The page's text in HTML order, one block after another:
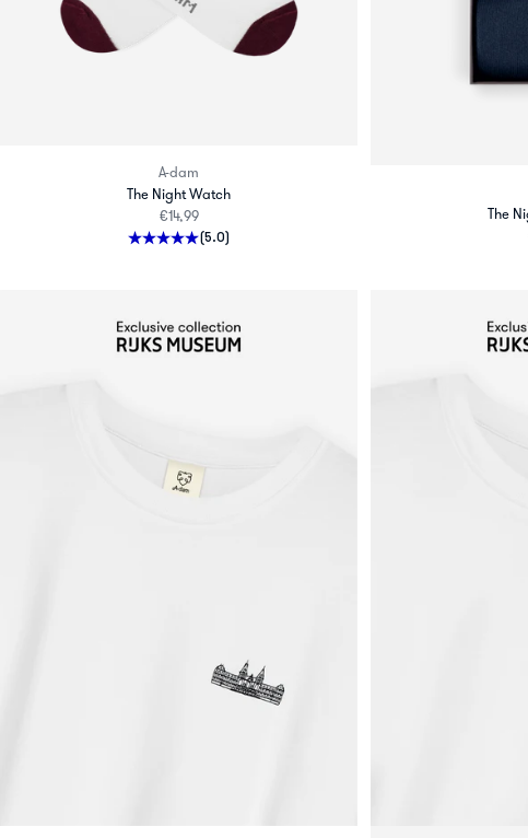
A-dam
The Night Watch
Aanbiedingsprijs
€14,99
(5.0)
The